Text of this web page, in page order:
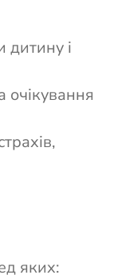
дитину і
очікування
яких: